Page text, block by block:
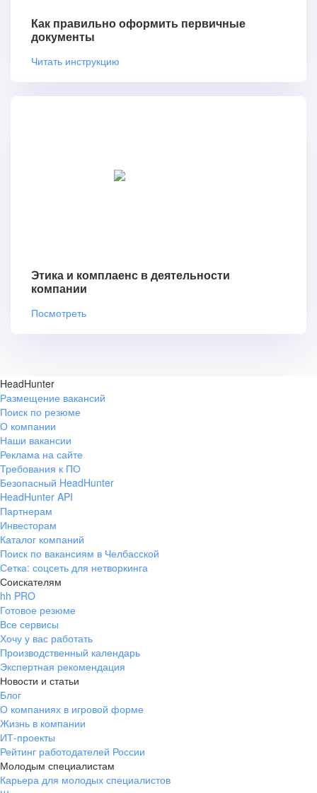
Как правильно оформить первичные
документы
Читать инструкцию
Этика и комплаенс в деятельности
компании
Посмотреть
HeadHunter
Размещение вакансий
Поиск по резюме
О компании
Наши вакансии
Реклама на сайте
Требования к ПО
Безопасный HeadHunter
HeadHunter API
Партнерам
Инвесторам
Каталог компаний
Поиск по вакансиям в Челбасской
Сетка: соцсеть для нетворкинга
Соискателям
hh PRO
Готовое резюме
Все сервисы
Хочу у вас работать
Производственный календарь
Экспертная рекомендация
Новости и статьи
Блог
О компаниях в игровой форме
Жизнь в компании
ИТ-проекты
Рейтинг работодателей России
Молодым специалистам
Карьера для молодых специалистов